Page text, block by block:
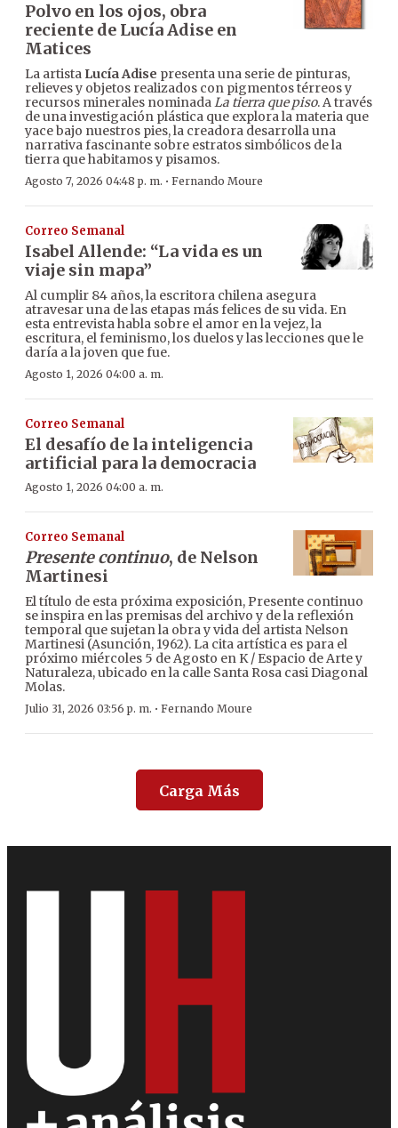
Polvo en los ojos, obra
reciente de Lucía Adise en
Matices
La artista Lucía Adise presenta una serie de pinturas,
relieves y objetos realizados con pigmentos térreos y
recursos minerales nominadaLa tierra que piso. A través
de una investigación plástica que explora la materia que
yace bajo nuestros pies, la creadora desarrolla una
narrativa fascinante sobre estratos simbólicos de la
tierra que habitamos y pisamos.
Agosto 7, 2026 04:48 p. m. · Fernando Moure
Correo Semanal
Isabel Allende: “La vida es un
viaje sin mapa”
Al cumplir 84 años, la escritora chilena asegura
atravesar una de las etapas más felices de su vida. En
esta entrevista habla sobre el amor en la vejez, la
escritura, el feminismo, los duelos y las lecciones que le
daría a la joven que fue.
Agosto 1, 2026 04:00 a. m.
Correo Semanal
El desafío de la inteligencia
artificial para la democracia
Agosto 1, 2026 04:00 a. m.
Correo Semanal
Presente continuo, de Nelson
Martinesi
El título de esta próxima exposición, Presente continuo
se inspira en las premisas del archivo y de la reflexión
temporal que sujetan la obra y vida del artista Nelson
Martinesi (Asunción, 1962). La cita artística es para el
próximo miércoles 5 de Agosto en K / Espacio de Arte y
Naturaleza, ubicado en la calle Santa Rosa casi Diagonal
Molas.
Julio 31, 2026 03:56 p. m. · Fernando Moure
Carga Más